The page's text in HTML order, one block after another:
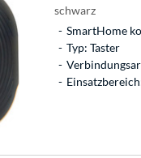
schwarz
SmartHome
Typ: Taster